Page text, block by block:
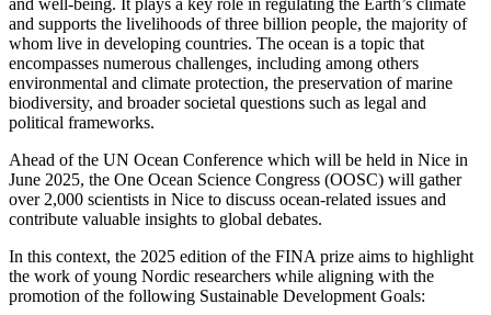
and supports the livelihoods of three billion people, the majority of
whom live in developing countries. The ocean is a topic that
encompasses numerous challenges, including among others
environmental and climate protection, the preservation of marine
biodiversity, and broader societal questions such as legal and
political frameworks.
Ahead of the UN Ocean Conference which will be held in Nice in
June 2025, the One Ocean Science Congress (OOSC) will gather
over 2,000 scientists in Nice to discuss ocean-related issues and
contribute valuable insights to global debates.
In this context, the 2025 edition of the FINA prize aims to highlight
the work of young Nordic researchers while aligning with the
promotion of the following Sustainable Development Goals: